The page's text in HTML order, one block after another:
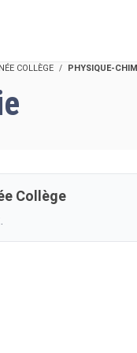
COLLÈGE PHYSIQUE-
Collège